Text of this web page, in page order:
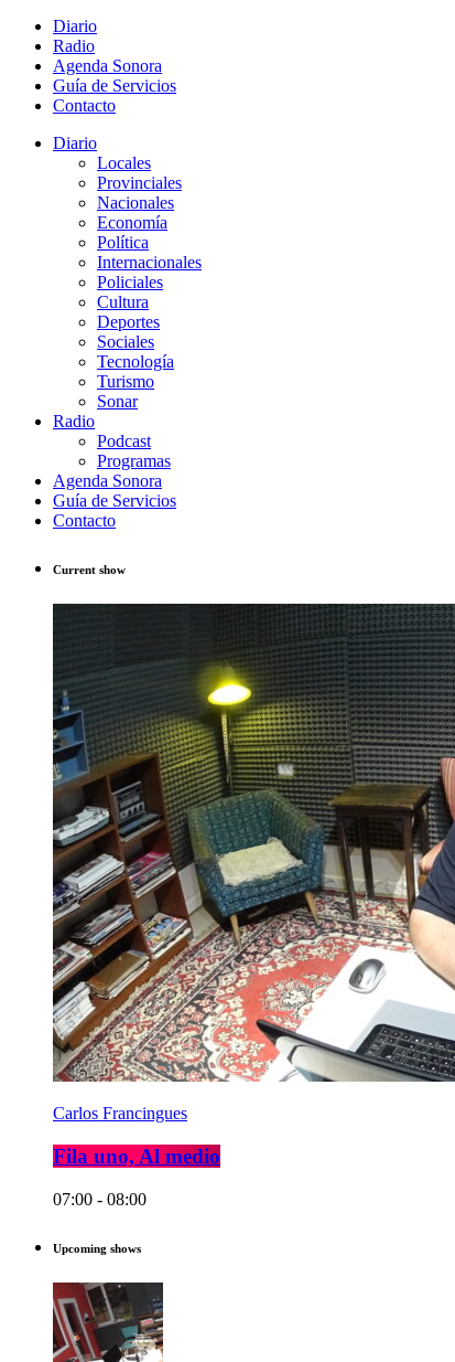
Diario
Radio
Agenda Sonora
Guía de Servicios
Contacto
Diario
Locales
Provinciales
Nacionales
Economía
Política
Internacionales
Policiales
Cultura
Deportes
Sociales
Tecnología
Turismo
Sonar
Radio
Podcast
Programas
Agenda Sonora
Guía de Servicios
Contacto
Current show
Carlos Francingues
Fila uno, Al medio
07:00 - 08:00
Upcoming shows